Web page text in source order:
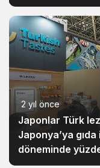
Geliyor!
2 yıl önce
Japonlar Türk
Japonya’ya gıda
döneminde